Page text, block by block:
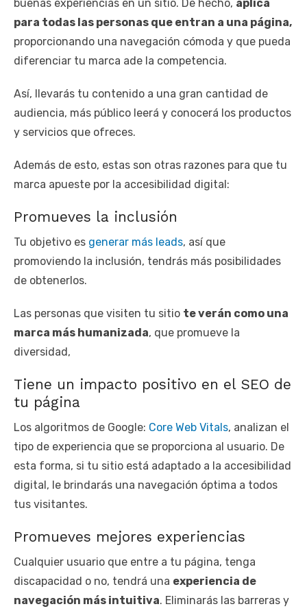
buenas experiencias en un sitio. De hecho, aplica
para todas las personas que entran a una página,
proporcionando una navegación cómoda y que pueda
diferenciar tu marca ade la competencia.
Así, llevarás tu contenido a una gran cantidad de
audiencia, más público leerá y conocerá los productos
y servicios que ofreces.
Además de esto, estas son otras razones para que tu
marca apueste por la accesibilidad digital:
Promueves la inclusión
Tu objetivo es generar más leads, así que
promoviendo la inclusión, tendrás más posibilidades
de obtenerlos.
Las personas que visiten tu sitio te verán como una
marca más humanizada, que promueve la
diversidad,
Tiene un impacto positivo en el SEO de
tu página
Los algoritmos de Google: Core Web Vitals, analizan el
tipo de experiencia que se proporciona al usuario. De
esta forma, si tu sitio está adaptado a la accesibilidad
digital, le brindarás una navegación óptima a todos
tus visitantes.
Promueves mejores experiencias
Cualquier usuario que entre a tu página, tenga
discapacidad o no, tendrá una experiencia de
navegación más intuitiva. Eliminarás las barreras y